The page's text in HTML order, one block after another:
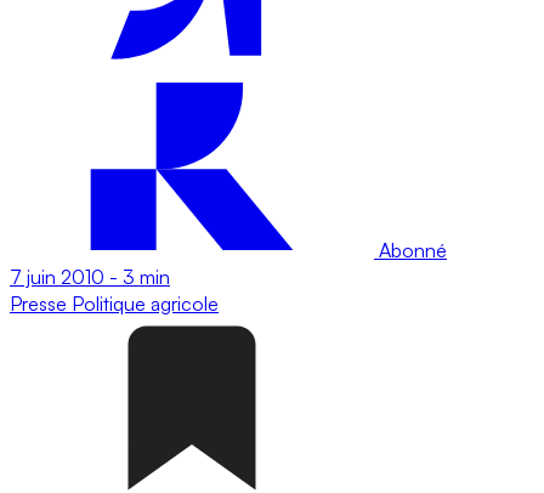
Abonné
7 juin 2010 - 3 min
Presse Politique agricole